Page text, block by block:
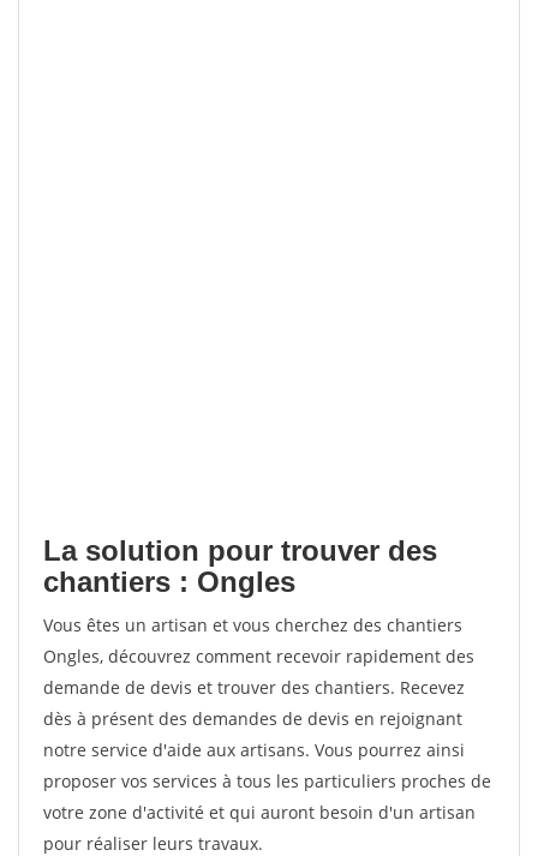
La solution pour trouver des
chantiers : Ongles
Vous êtes un artisan et vous cherchez des chantiers
Ongles, découvrez comment recevoir rapidement des
demande de devis et trouver des chantiers. Recevez
dès à présent des demandes de devis en rejoignant
notre service d'aide aux artisans. Vous pourrez ainsi
proposer vos services à tous les particuliers proches de
votre zone d'activité et qui auront besoin d'un artisan
pour réaliser leurs travaux.